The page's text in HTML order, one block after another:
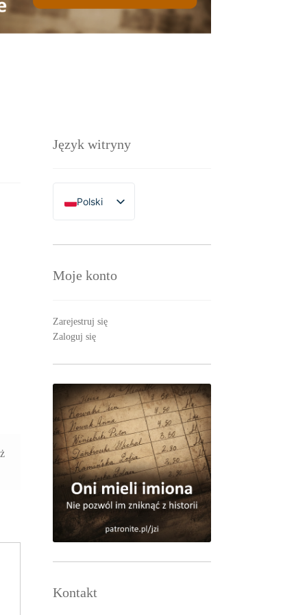
Język witryny
Polski
English
Moje konto
Zarejestruj się
Zaloguj się
Kontakt